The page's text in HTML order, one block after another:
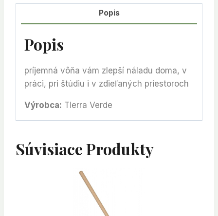
Popis
Popis
príjemná vôňa vám zlepší náladu doma, v
práci, pri štúdiu i v zdieľaných priestoroch
Výrobca: Tierra Verde
Súvisiace Produkty